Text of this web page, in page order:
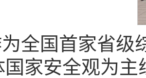
全国首家省级
国家安全观为主